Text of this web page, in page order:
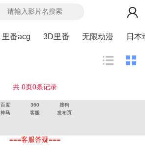
里番acg 3D里番 无限动漫 日本
共 0页0条记录
百度 360
搜狗
神马
客服 发布页
===客服答疑===